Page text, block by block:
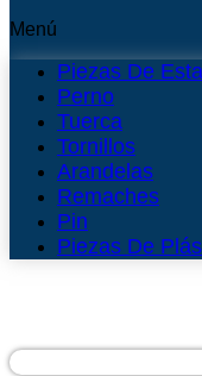
Menú
Piezas De
Perno
Tuerca
Tornillos
Arandelas
Remaches
Pin
Piezas De